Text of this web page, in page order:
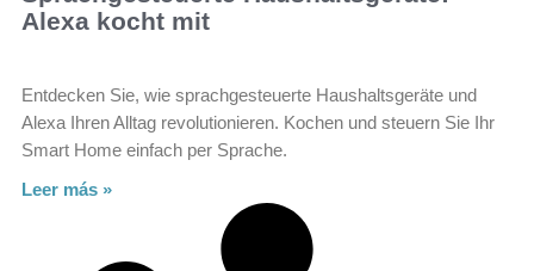
Alexa kocht mit
Entdecken Sie, wie sprachgesteuerte Haushaltsgeräte und
Alexa Ihren Alltag revolutionieren. Kochen und steuern Sie Ihr
Smart Home einfach per Sprache.
Leer más »